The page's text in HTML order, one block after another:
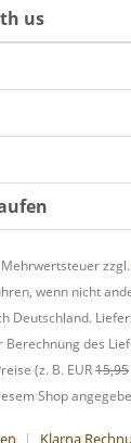
us
zzgl.
wenn nicht
Deutschland.
Berechnung des
(z. B. EUR15,95
Shop
Klarna